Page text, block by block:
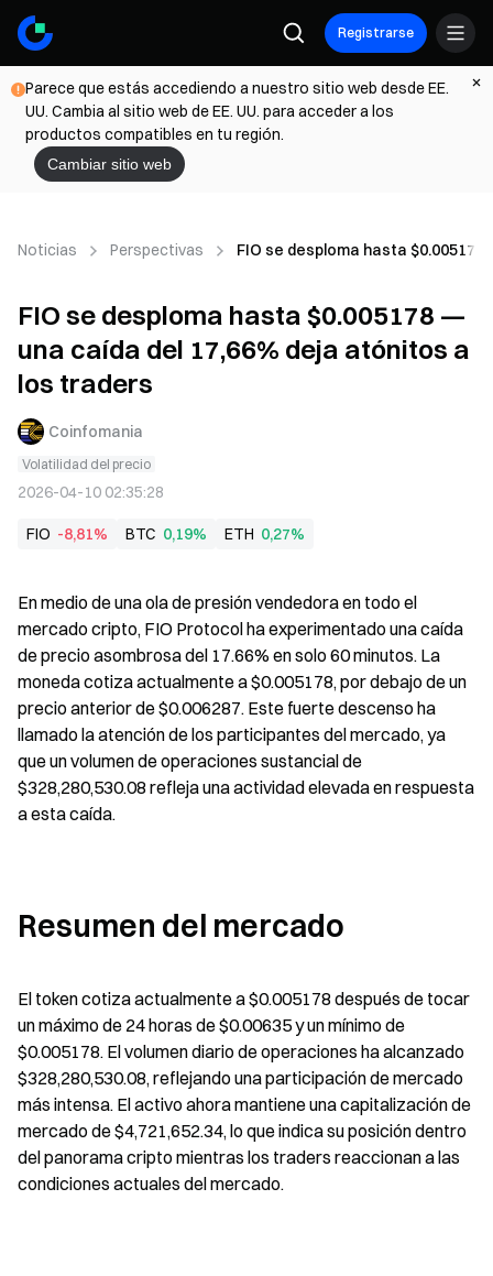
Registrarse
Parece que estás accediendo a nuestro sitio web desde EE.
UU. Cambia al sitio web de EE. UU. para acceder a los
productos compatibles en tu región.
Cambiar sitio web
Noticias Perspectivas FIO se desploma hasta
FIO se desploma hasta $0.005178 —
una caída del 17,66% deja atónitos a
los traders
Coinfomania
Volatilidad del precio
2026-04-10 02:35:28
FIO -8,81% BTC 0,19% ETH 0,27%
En medio de una ola de presión vendedora en todo el
mercado cripto, FIO Protocol ha experimentado una caída
de precio asombrosa del 17.66% en solo 60 minutos. La
moneda cotiza actualmente a $0.005178, por debajo de un
precio anterior de $0.006287. Este fuerte descenso ha
llamado la atención de los participantes del mercado, ya
que un volumen de operaciones sustancial de
$328,280,530.08 refleja una actividad elevada en respuesta
a esta caída.
Resumen del mercado
El token cotiza actualmente a $0.005178 después de tocar
un máximo de 24 horas de $0.00635 y un mínimo de
$0.005178. El volumen diario de operaciones ha alcanzado
$328,280,530.08, reflejando una participación de mercado
más intensa. El activo ahora mantiene una capitalización de
mercado de $4,721,652.34, lo que indica su posición dentro
del panorama cripto mientras los traders reaccionan a las
condiciones actuales del mercado.